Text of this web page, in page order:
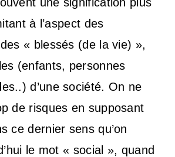
à l’aspect des
« blessés (de la vie) »,
(enfants, personnes
d’une société. On ne
de risques en supposant
ce dernier sens qu’on
le mot « social », quand